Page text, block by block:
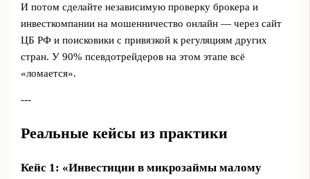
И потом сделайте независимую проверку брокера и
инвесткомпании на мошенничество онлайн — через сайт
ЦБ РФ и поисковики с привязкой к регуляциям других
стран. У 90% псевдотрейдеров на этом этапе всё
«ломается».
---
Реальные кейсы из практики
Кейс 1: «Инвестиции в микрозаймы малому